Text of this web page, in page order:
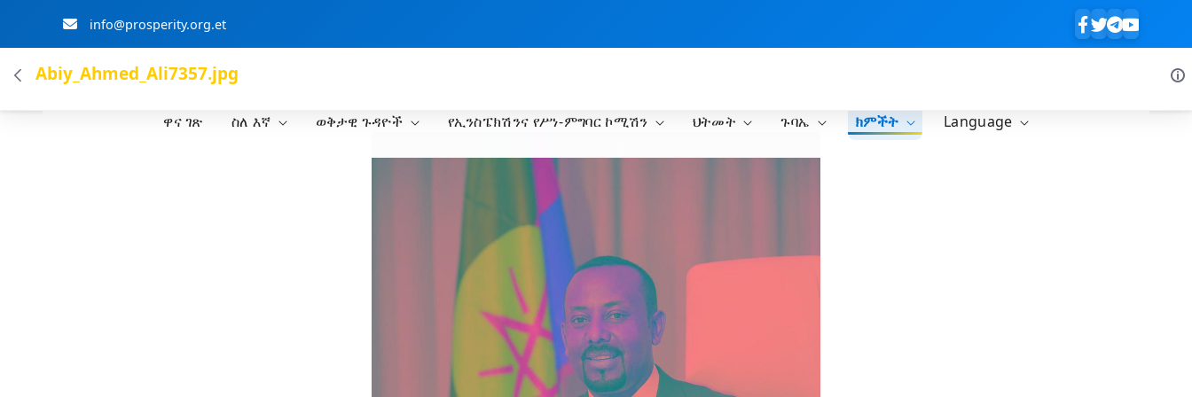
info@prosperity.org.et
ብልፅግና ፓርቲ
ዋና ገጽ ስለ እኛ ወቅታዊ ጉዳዮች የኢንስፔክሽንና የሥነ-ምግባር ኮሚሽን ህትመት ጉባኤ ክምችት Language
Abiy_Ahmed_Ali7357.jpg